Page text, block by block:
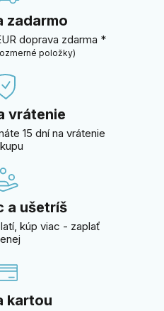
zadarmo
doprava zdarma *
položky)
vrátenie
15 dní na vrátenie
a ušetríš
kúp viac - zaplať
kartou